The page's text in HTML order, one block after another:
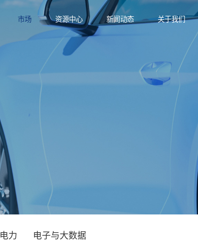
功能部件
市场
新型电力
资源中心 新闻动态 关于我们
可持续发展
力 电子与大数据